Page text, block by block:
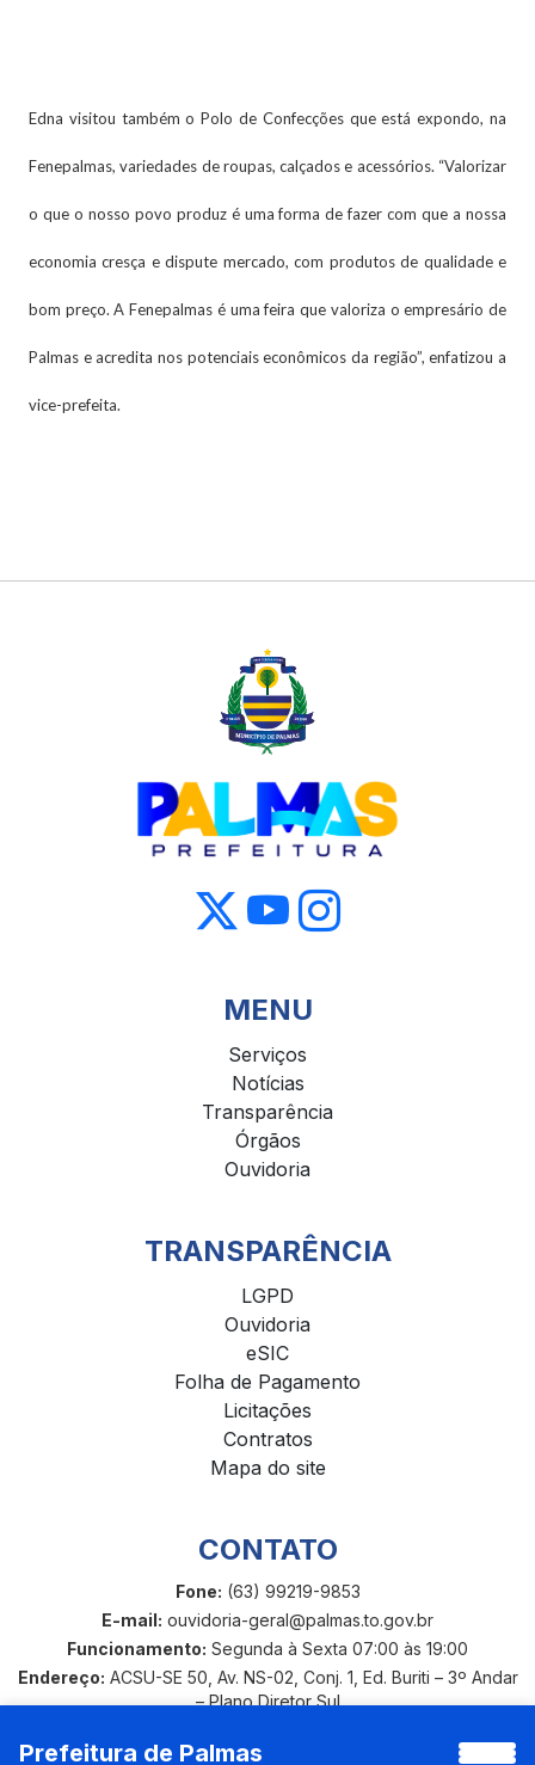
Prefeitura de Palmas
Edna visitou também o Polo de Confecções que está expondo, na
Fenepalmas, variedades de roupas, calçados e acessórios. “Valorizar
o que o nosso povo produz é uma forma de fazer com que a nossa
economia cresça e dispute mercado, com produtos de qualidade e
bom preço. A Fenepalmas é uma feira que valoriza o empresário de
Palmas e acredita nos potenciais econômicos da região”, enfatizou a
vice-prefeita.
MENU
Serviços
Notícias
Transparência
Órgãos
Ouvidoria
TRANSPARÊNCIA
LGPD
Ouvidoria
eSIC
Folha de Pagamento
Licitações
Contratos
Mapa do site
CONTATO
Fone: (63) 99219-9853
E-mail: ouvidoria-geral@palmas.to.gov.br
Funcionamento: Segunda à Sexta 07:00 às 19:00
Endereço: ACSU-SE 50, Av. NS-02, Conj. 1, Ed. Buriti – 3º Andar
– Plano Diretor Sul